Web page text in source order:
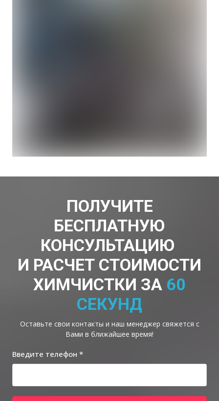
ПОЛУЧИТЕ
БЕСПЛАТНУЮ
КОНСУЛЬТАЦИЮ
И РАСЧЕТ СТОИМОСТИ
ХИМЧИСТКИ ЗА 60
СЕКУНД
Оставьте свои контакты и наш менеджер свяжется с
Вами в ближайшее время!
Введите телефон *